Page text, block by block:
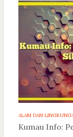
ALAM DAN
Kumau Info: